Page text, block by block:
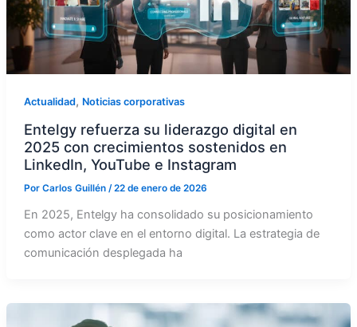
Actualidad, Noticias corporativas
Entelgy refuerza su liderazgo digital en
2025 con crecimientos sostenidos en
LinkedIn, YouTube e Instagram
Por Carlos Guillén /22 de enero de 2026
En 2025, Entelgy ha consolidado su posicionamiento
como actor clave en el entorno digital. La estrategia de
comunicación desplegada ha